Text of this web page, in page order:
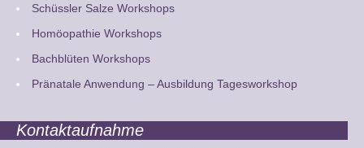
Schüssler Salze Workshops
Homöopathie Workshops
Bachblüten Workshops
Pränatale Anwendung – Ausbildung Tagesworkshop
Kontaktaufnahme